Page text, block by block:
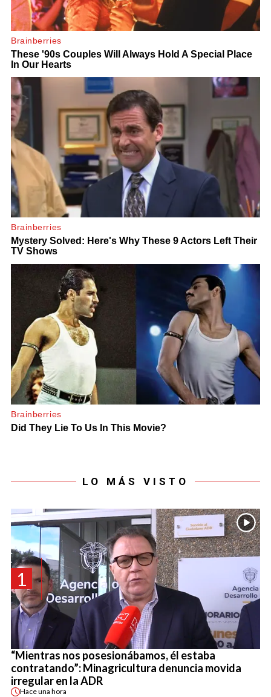
LO MÁS VISTO
1
“Mientras nos posesionábamos, él estaba
contratando”: Minagricultura denuncia movida
irregular en la ADR
Haceuna hora